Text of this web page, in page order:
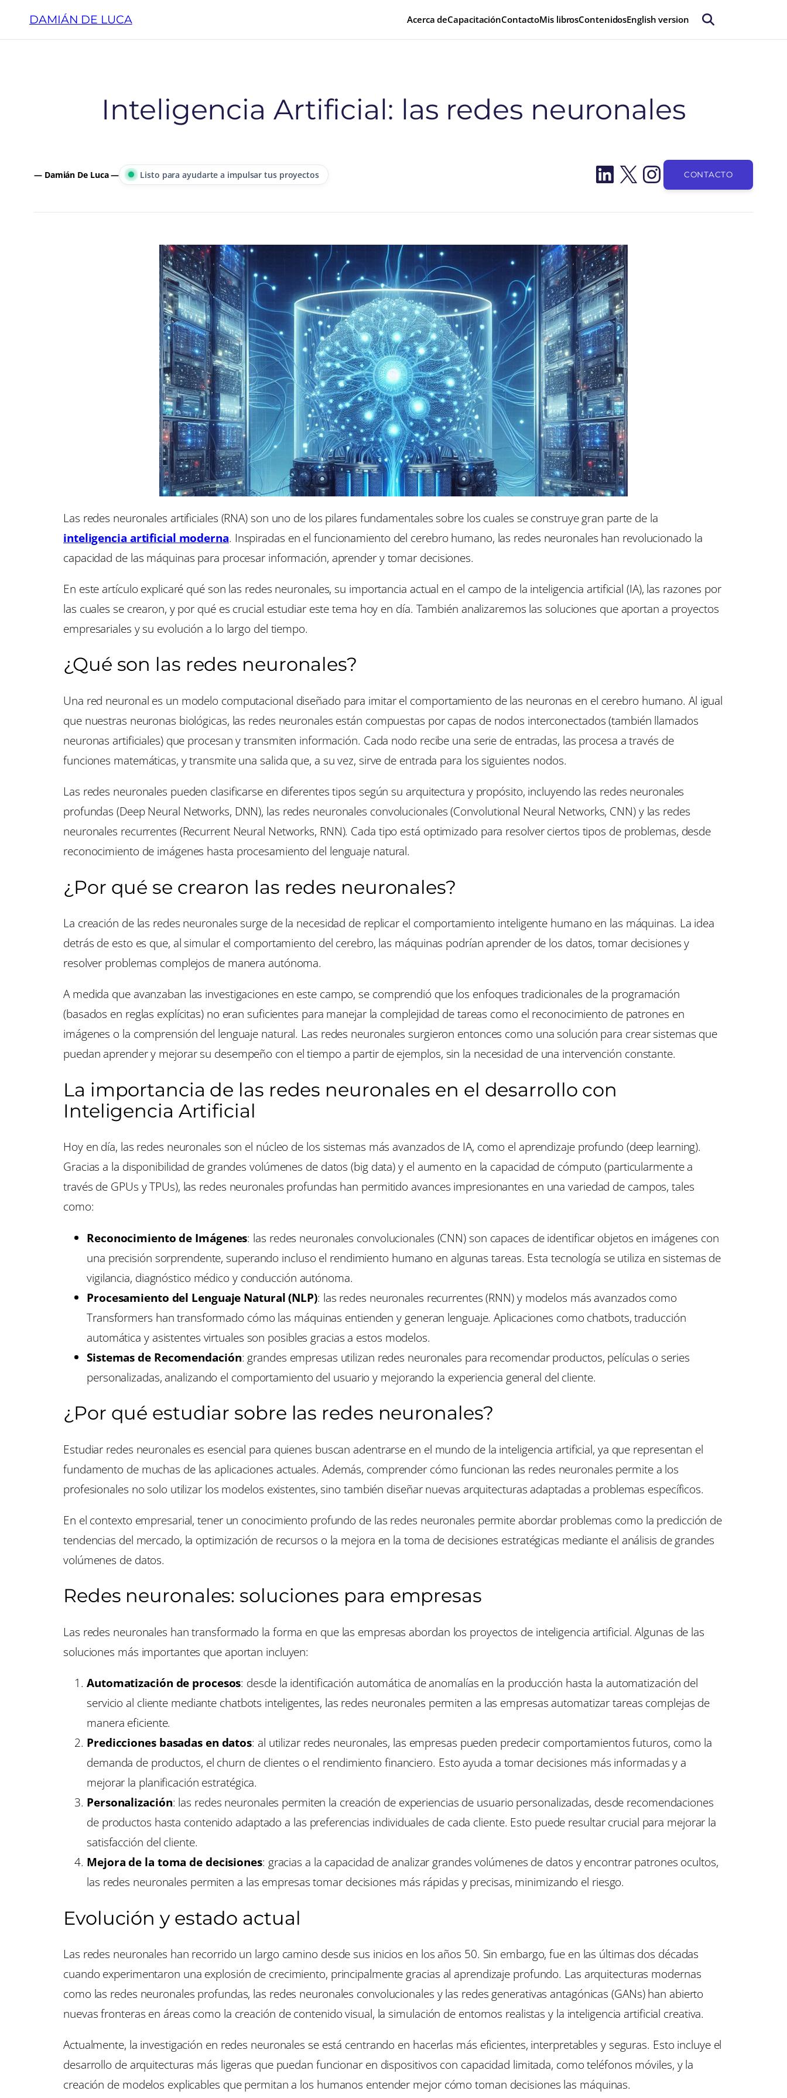
contenido
DAMIÁN DE LUCA Acerca deCapacitaciónContactoMis librosContenidosEnglish version
Inteligencia Artificial: las redes neuronales
— Damián De Luca — Listo para ayudarte a impulsar tus proyectos LinkedIn
X Instagram
CONTACTO
Las redes neuronales artificiales (RNA) son uno de los pilares fundamentales sobre los cuales se construye gran parte de la
inteligencia artificial moderna. Inspiradas en el funcionamiento del cerebro humano, las redes neuronales han revolucionado la
capacidad de las máquinas para procesar información, aprender y tomar decisiones.
En este artículo explicaré qué son las redes neuronales, su importancia actual en el campo de la inteligencia artificial (IA), las razones por
las cuales se crearon, y por qué es crucial estudiar este tema hoy en día. También analizaremos las soluciones que aportan a proyectos
empresariales y su evolución a lo largo del tiempo.
¿Qué son las redes neuronales?
Una red neuronal es un modelo computacional diseñado para imitar el comportamiento de las neuronas en el cerebro humano. Al igual
que nuestras neuronas biológicas, las redes neuronales están compuestas por capas de nodos interconectados (también llamados
neuronas artificiales) que procesan y transmiten información. Cada nodo recibe una serie de entradas, las procesa a través de
funciones matemáticas, y transmite una salida que, a su vez, sirve de entrada para los siguientes nodos.
Las redes neuronales pueden clasificarse en diferentes tipos según su arquitectura y propósito, incluyendo las redes neuronales
profundas (Deep Neural Networks, DNN), las redes neuronales convolucionales (Convolutional Neural Networks, CNN) y las redes
neuronales recurrentes (Recurrent Neural Networks, RNN). Cada tipo está optimizado para resolver ciertos tipos de problemas, desde
reconocimiento de imágenes hasta procesamiento del lenguaje natural.
¿Por qué se crearon las redes neuronales?
La creación de las redes neuronales surge de la necesidad de replicar el comportamiento inteligente humano en las máquinas. La idea
detrás de esto es que, al simular el comportamiento del cerebro, las máquinas podrían aprender de los datos, tomar decisiones y
resolver problemas complejos de manera autónoma.
A medida que avanzaban las investigaciones en este campo, se comprendió que los enfoques tradicionales de la programación
(basados en reglas explícitas) no eran suficientes para manejar la complejidad de tareas como el reconocimiento de patrones en
imágenes o la comprensión del lenguaje natural. Las redes neuronales surgieron entonces como una solución para crear sistemas que
puedan aprender y mejorar su desempeño con el tiempo a partir de ejemplos, sin la necesidad de una intervención constante.
La importancia de las redes neuronales en el desarrollo con
Inteligencia Artificial
Hoy en día, las redes neuronales son el núcleo de los sistemas más avanzados de IA, como el aprendizaje profundo (deep learning).
Gracias a la disponibilidad de grandes volúmenes de datos (big data) y el aumento en la capacidad de cómputo (particularmente a
través de GPUs y TPUs), las redes neuronales profundas han permitido avances impresionantes en una variedad de campos, tales
como:
Reconocimiento de Imágenes: las redes neuronales convolucionales (CNN) son capaces de identificar objetos en imágenes con
una precisión sorprendente, superando incluso el rendimiento humano en algunas tareas. Esta tecnología se utiliza en sistemas de
vigilancia, diagnóstico médico y conducción autónoma.
Procesamiento del Lenguaje Natural (NLP): las redes neuronales recurrentes (RNN) y modelos más avanzados como
Transformers han transformado cómo las máquinas entienden y generan lenguaje. Aplicaciones como chatbots, traducción
automática y asistentes virtuales son posibles gracias a estos modelos.
Sistemas de Recomendación: grandes empresas utilizan redes neuronales para recomendar productos, películas o series
personalizadas, analizando el comportamiento del usuario y mejorando la experiencia general del cliente.
¿Por qué estudiar sobre las redes neuronales?
Estudiar redes neuronales es esencial para quienes buscan adentrarse en el mundo de la inteligencia artificial, ya que representan el
fundamento de muchas de las aplicaciones actuales. Además, comprender cómo funcionan las redes neuronales permite a los
profesionales no solo utilizar los modelos existentes, sino también diseñar nuevas arquitecturas adaptadas a problemas específicos.
En el contexto empresarial, tener un conocimiento profundo de las redes neuronales permite abordar problemas como la predicción de
tendencias del mercado, la optimización de recursos o la mejora en la toma de decisiones estratégicas mediante el análisis de grandes
volúmenes de datos.
Redes neuronales: soluciones para empresas
Las redes neuronales han transformado la forma en que las empresas abordan los proyectos de inteligencia artificial. Algunas de las
soluciones más importantes que aportan incluyen:
Automatización de procesos: desde la identificación automática de anomalías en la producción hasta la automatización del
servicio al cliente mediante chatbots inteligentes, las redes neuronales permiten a las empresas automatizar tareas complejas de
manera eficiente.
Predicciones basadas en datos: al utilizar redes neuronales, las empresas pueden predecir comportamientos futuros, como la
demanda de productos, el churn de clientes o el rendimiento financiero. Esto ayuda a tomar decisiones más informadas y a
mejorar la planificación estratégica.
Personalización: las redes neuronales permiten la creación de experiencias de usuario personalizadas, desde recomendaciones
de productos hasta contenido adaptado a las preferencias individuales de cada cliente. Esto puede resultar crucial para mejorar la
satisfacción del cliente.
Mejora de la toma de decisiones: gracias a la capacidad de analizar grandes volúmenes de datos y encontrar patrones ocultos,
las redes neuronales permiten a las empresas tomar decisiones más rápidas y precisas, minimizando el riesgo.
Evolución y estado actual
Las redes neuronales han recorrido un largo camino desde sus inicios en los años 50. Sin embargo, fue en las últimas dos décadas
cuando experimentaron una explosión de crecimiento, principalmente gracias al aprendizaje profundo. Las arquitecturas modernas
como las redes neuronales profundas, las redes neuronales convolucionales y las redes generativas antagónicas (GANs) han abierto
nuevas fronteras en áreas como la creación de contenido visual, la simulación de entornos realistas y la inteligencia artificial creativa.
Actualmente, la investigación en redes neuronales se está centrando en hacerlas más eficientes, interpretables y seguras. Esto incluye el
desarrollo de arquitecturas más ligeras que puedan funcionar en dispositivos con capacidad limitada, como teléfonos móviles, y la
creación de modelos explicables que permitan a los humanos entender mejor cómo toman decisiones las máquinas.